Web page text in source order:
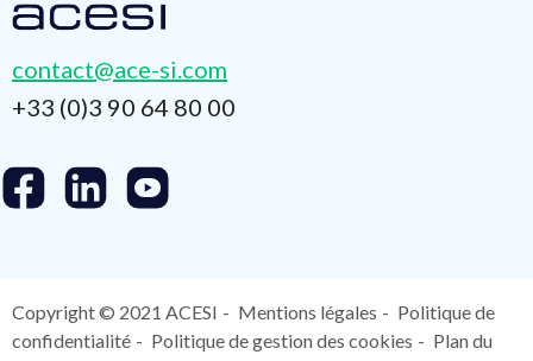
contact@ace-si.com
+33 (0)3 90 64 80 00
Copyright © 2021 ACESI Mentions légales
Politique de
confidentialité
Politique de gestion des cookies
Plan du